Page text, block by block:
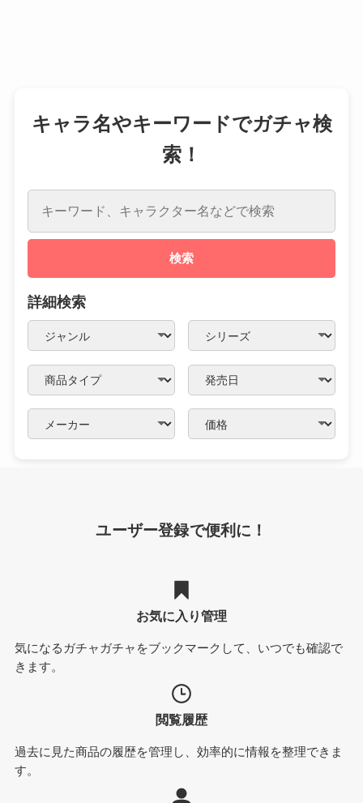
キャラ名やキーワードでガチャ検
索！
検索
詳細検索
ユーザー登録で便利に！
お気に入り管理
気になるガチャガチャをブックマークして、いつでも確認で
きます。
閲覧履歴
過去に見た商品の履歴を管理し、効率的に情報を整理できま
す。